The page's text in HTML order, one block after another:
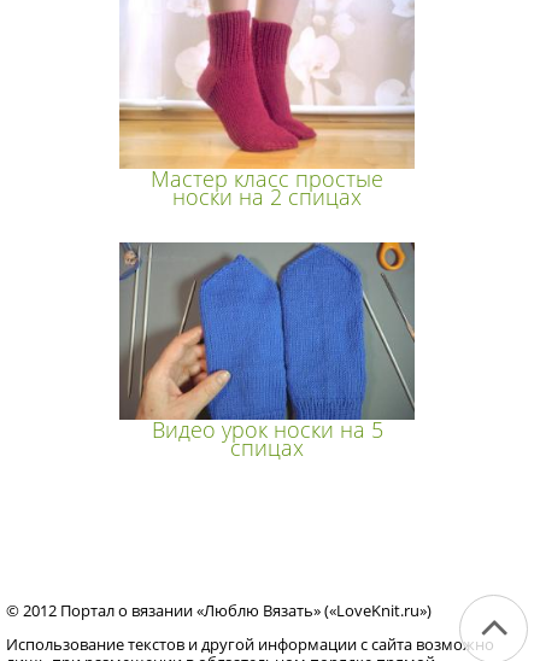
Мастер класс простые
носки на 2 спицах
Видео урок носки на 5
спицах
© 2012 Портал о вязании «Люблю Вязать» («LoveKnit.ru»)
Использование текстов и другой информации с сайта возможно